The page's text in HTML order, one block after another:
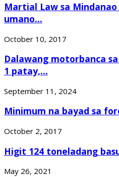
Martial Law sa
umano...
October 10, 2017
Dalawang motorbanca
1 patay,...
September 11, 2024
Minimum na bayad sa
October 2, 2017
Higit 124 toneladang
May 26, 2021